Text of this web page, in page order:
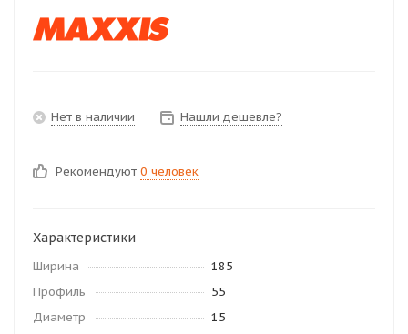
Нет в наличии Нашли дешевле?
Рекомендуют 0 человек
Характеристики
Ширина
185
Профиль
55
Диаметр
15